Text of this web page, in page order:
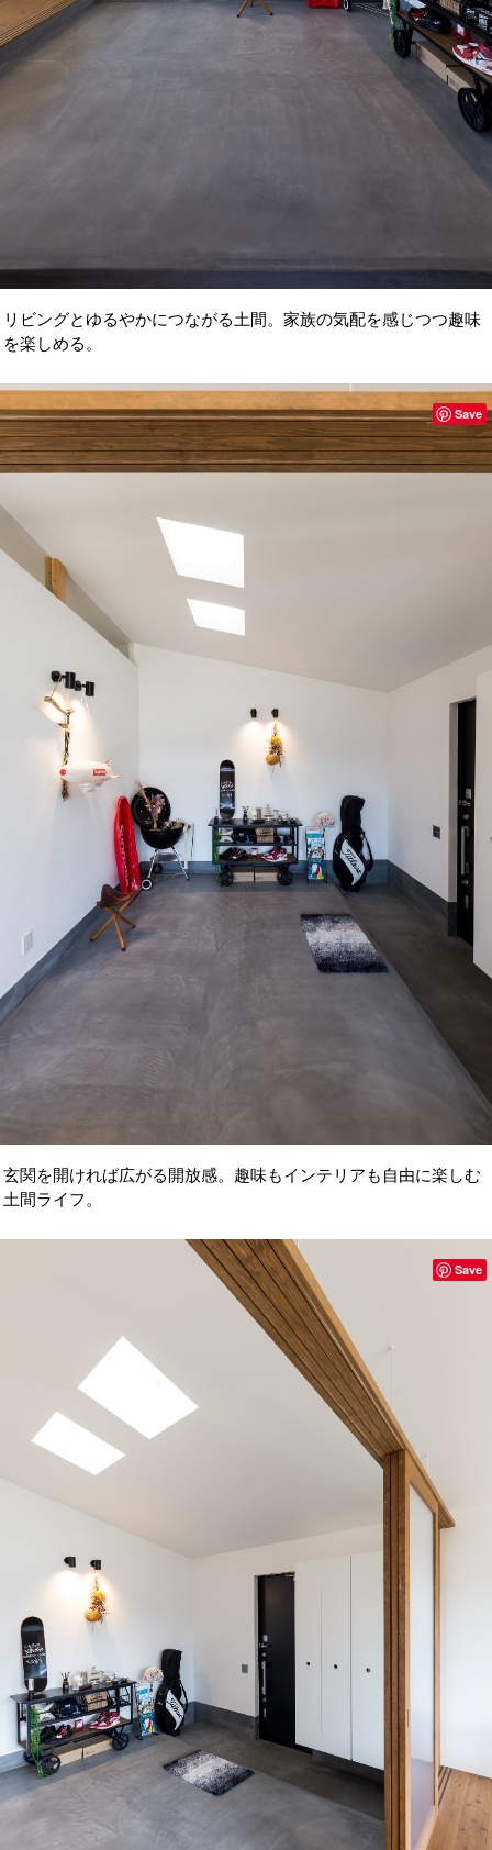
リビングとゆるやかにつながる土間。家族の気配を感じつつ趣味
を楽しめる。
玄関を開ければ広がる開放感。趣味もインテリアも自由に楽しむ
土間ライフ。
Save
Save